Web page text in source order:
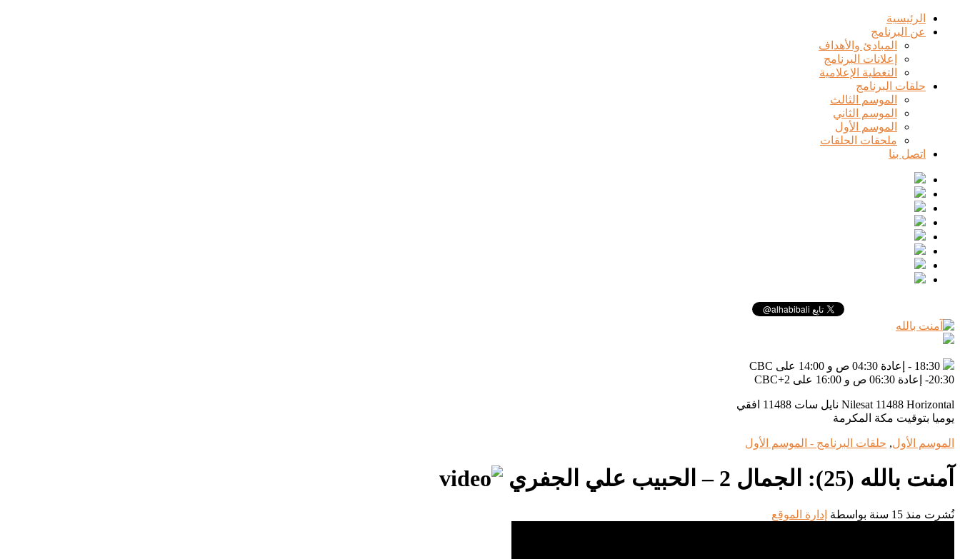
الرئيسية
عن البرنامج
المبادئ والأهداف
إعلانات البرنامج
التغطية الإعلامية
حلقات البرنامج
الموسم الثالث
الموسم الثاني
الموسم الأول
ملحقات الحلقات
اتصل بنا
20:30- إعادة 06:30 ص و 16:00 على CBC+2
Nilesat 11488 Horizontal نايل سات 11488 افقي
يوميا بتوقيت مكة المكرمة
الموسم الأول, حلقات البرنامج - الموسم الأول
آمنت بالله (25): الجمال 2 – الحبيب علي الجفري
نُشرت منذ 15 سنة بواسطة إدارة الموقع